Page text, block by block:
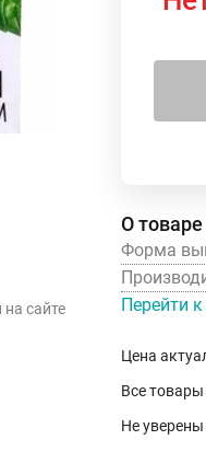
сайте
О товаре
Форма
Перейти
Цена
Все товары
Не